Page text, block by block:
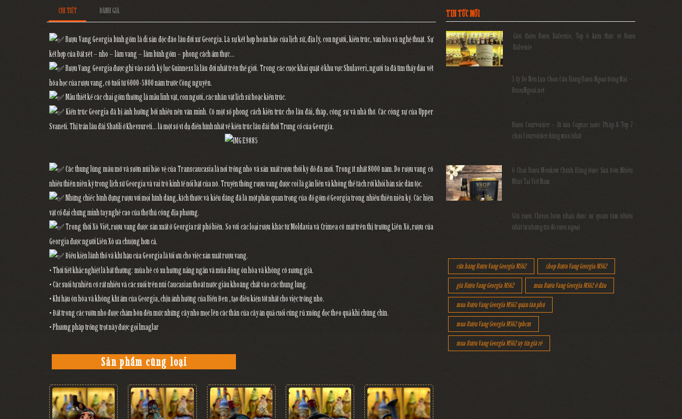
CHI TIẾT ĐÁNH GIÁ
Rượu Vang Georgia bình gốm là di sản độc đáo lâu đời xứ Georgia. Là sự kết hợp hoàn hảo của lịch sử, địa lý, con người, kiến trúc, văn hóa và nghệ thuật. Sự
kết hợp của Đất sét – nho – làm vang – làm bình gốm – phong cách ẩm thực…
Rượu Vang Georgia được ghi vào sách kỷ lục Guinness là lâu đời nhất trên thế giới. Trong các cuộc khai quật ở khu vực Shulaveri, người ta đã tìm thấy dấu vết
hóa học của rượu vang, có tuổi từ 6000-5800 năm trước Công nguyên.
Mẫu thiết kế các chai gốm thường là mẫu linh vật, con người, các nhân vật lịch sử hoặc kiến trúc.
Kiến trúc Georgia đã bị ảnh hưởng bởi nhiều nền văn minh. Có một số phong cách kiến trúc cho lâu đài, tháp, công sự và nhà thờ. Các công sự của Upper
Svaneti. Thị trấn lâu đài Shatili ở Khevsureti… là một số ví dụ điển hình nhất về kiến trúc lâu đài thời Trung cổ của Georgia.
Các thung lũng màu mỡ và sườn núi bảo vệ của Transcaucasia là nơi trồng nho và sản xuất rượu thời kỳ đồ đá mới. Trong ít nhất 8000 năm. Do rượu vang có
nhiều thiên niên kỷ trong lịch sử Georgia và vai trò kinh tế nổi bật của nó. Truyền thống rượu vang được coi là gắn liền và không thể tách rời khỏi bản sắc dân tộc.
Những chiếc bình đựng rượu với mọi hình dáng, kích thước và kiểu dáng đã là một phần quan trọng của đồ gốm ở Georgia trong nhiều thiên niên kỷ. Các hiện
vật cổ đại chứng minh tay nghề cao của thợ thủ công địa phương.
Trong thời Xô Viết, rượu vang được sản xuất ở Georgia rất phổ biến. So với các loại rượu khác từ Moldavia và Crimea có mặt trên thị trường Liên Xô, rượu của
Georgia được người Liên Xô ưa chuộng hơn cả.
Điều kiện lãnh thổ và khí hậu của Georgia là tối ưu cho việc sản xuất rượu vang.
• Thời tiết khắc nghiệt là bất thường: mùa hè có xu hướng nắng ngắn và mùa đông ôn hòa và không có sương giá.
• Các suối tự nhiên có rất nhiều và các suối trên núi Caucasian thoát nước giàu khoáng chất vào các thung lũng.
• Khí hậu ôn hòa và không khí ẩm của Georgia, chịu ảnh hưởng của Biển Đen , tạo điều kiện tốt nhất cho việc trồng nho.
• Đất trong các vườn nho được chăm bón đến mức những cây nho mọc lên các thân của cây ăn quả cuối cùng rủ xuống dọc theo quả khi chúng chín.
• Phương pháp trồng trọt này được gọi lmaglar
Sản phẩm cùng loại
TIN TỨC MỚI
Giới thiệu Rượu Balvenie, Top 6 kiến thức về Rượu
Balvenie
5 Lý Do Nên Lựa Chọn Cửa Hàng Rượu Ngoại Đồng Nai –
RuouNgoai.net
Rượu Courvoisier – Di sản Cognac nước Pháp & Top 7
chai Courvoisier đáng mua nhất
6 Chai Rượu Meukow Chính Hãng Được Săn Đón Nhiều
Nhất Tại Việt Nam
Giá rượu Chivas luôn nhận được sự quan tâm nhiều
nhất từ những tín đồ rượu ngoại
cửa hàng Rượu Vang Georgia MS62 shop Rượu Vang Georgia MS62
giá Rượu Vang Georgia MS62 mua Rượu Vang Georgia MS62 ở đâu
mua Rượu Vang Georgia MS62 quận tân phú
mua Rượu Vang Georgia MS62 tphcm
mua Rượu Vang Georgia MS62 uy tín giá rẻ